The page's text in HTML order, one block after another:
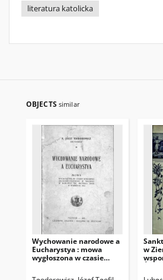
literatura katolicka
OBJECTS similar
Wychowanie narodowe a
Eucharystya : mowa
wygłoszona w czasie
w